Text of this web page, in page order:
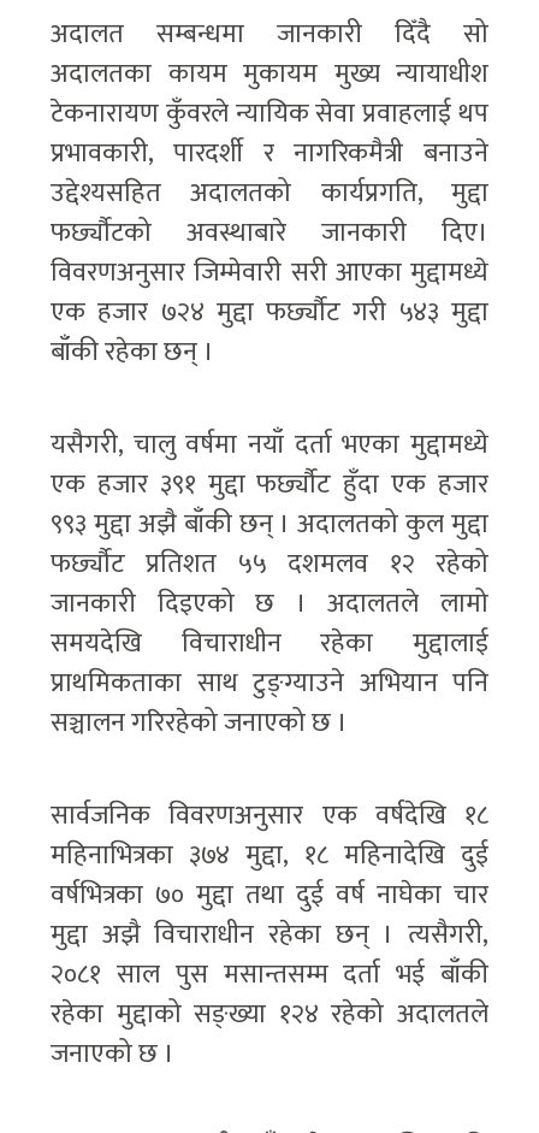
अदालत सम्बन्धमा जानकारी दिँदै सो
अदालतका कायम मुकायम मुख्य न्यायाधीश
टेकनारायण कुँवरले न्यायिक सेवा प्रवाहलाई थप
प्रभावकारी, पारदर्शी र नागरिकमैत्री बनाउने
उद्देश्यसहित अदालतको कार्यप्रगति, मुद्दा
फर्छ्यौटको अवस्थाबारे जानकारी दिए।
विवरणअनुसार जिम्मेवारी सरी आएका मुद्दामध्ये
एक हजार ७२४ मुद्दा फर्छ्यौट गरी ५४३ मुद्दा
बाँकी रहेका छन् ।
यसैगरी, चालु वर्षमा नयाँ दर्ता भएका मुद्दामध्ये
एक हजार ३९१ मुद्दा फर्छ्यौट हुँदा एक हजार
९९३ मुद्दा अझै बाँकी छन् । अदालतको कुल मुद्दा
फर्छ्यौट प्रतिशत ५५ दशमलव १२ रहेको
जानकारी दिइएको छ । अदालतले लामो
समयदेखि विचाराधीन रहेका मुद्दालाई
प्राथमिकताका साथ टुङ्ग्याउने अभियान पनि
सञ्चालन गरिरहेको जनाएको छ ।
सार्वजनिक विवरणअनुसार एक वर्षदेखि १८
महिनाभित्रका ३७४ मुद्दा, १८ महिनादेखि दुई
वर्षभित्रका ७० मुद्दा तथा दुई वर्ष नाघेका चार
मुद्दा अझै विचाराधीन रहेका छन् । त्यसैगरी,
२०८१ साल पुस मसान्तसम्म दर्ता भई बाँकी
रहेका मुद्दाको सङ्ख्या १२४ रहेको अदालतले
जनाएको छ ।